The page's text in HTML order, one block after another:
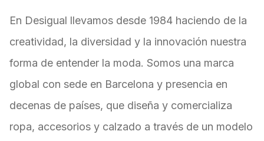
En Desigual llevamos desde 1984 haciendo de la
creatividad, la diversidad y la innovación nuestra
forma de entender la moda. Somos una marca
global con sede en Barcelona y presencia en
decenas de países, que diseña y comercializa
ropa, accesorios y calzado a través de un modelo